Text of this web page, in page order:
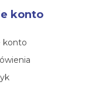
konto
konto